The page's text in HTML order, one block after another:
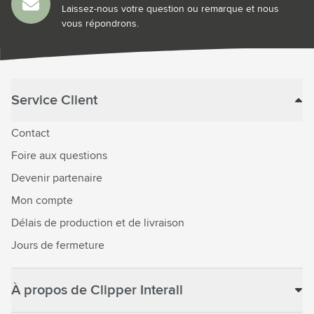
Laissez-nous votre question ou remarque et nous
vous répondrons.
Service Client
Contact
Foire aux questions
Devenir partenaire
Mon compte
Délais de production et de livraison
Jours de fermeture
À propos de Clipper Interall